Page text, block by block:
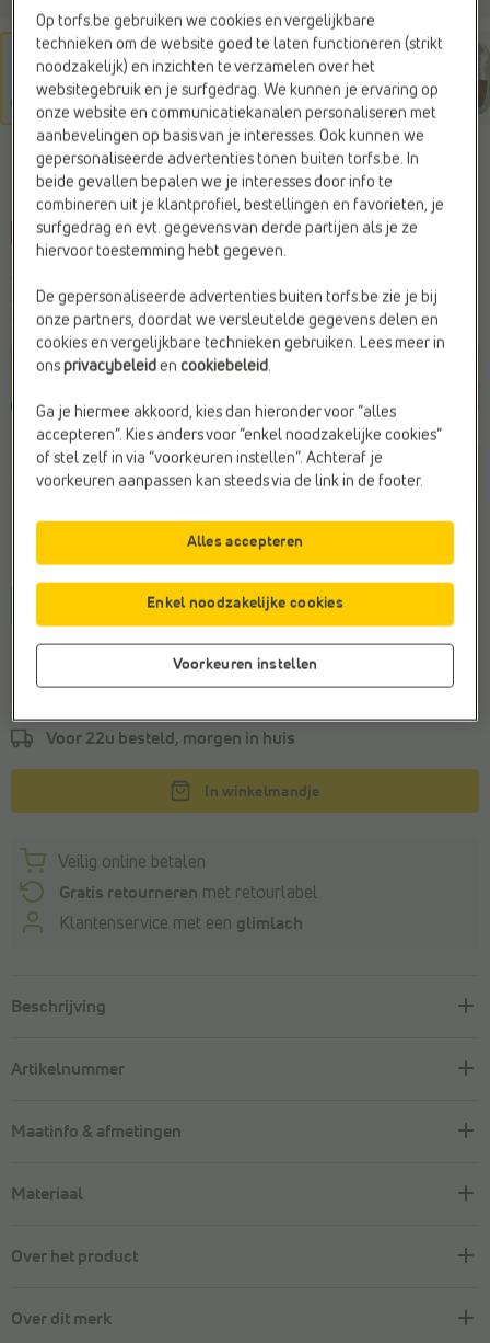
MEXX
Loafers goud
-20% Web Only
Je bespaart
€ 79,99 € 63,99
Vorige laagste prijs: € 63,99
Kleur
Goud
Maat
39 40
Algemeen maatadvies
Voor 22u besteld, morgen in huis
In winkelmandje
Veilig online betalen
Gratis retourneren met retourlabel
Klantenservice met een glimlach
Beschrijving
Artikelnummer
Maatinfo & afmetingen
Materiaal
Over het product
Over dit merk
Op torfs.be gebruiken we cookies en vergelijkbare
technieken om de website goed te laten functioneren (strikt
noodzakelijk) en inzichten te verzamelen over het
websitegebruik en je surfgedrag. We kunnen je ervaring op
onze website en communicatiekanalen personaliseren met
aanbevelingen op basis van je interesses. Ook kunnen we
gepersonaliseerde advertenties tonen buiten torfs.be. In
beide gevallen bepalen we je interesses door info te
combineren uit je klantprofiel, bestellingen en favorieten, je
surfgedrag en evt. gegevens van derde partijen als je ze
hiervoor toestemming hebt gegeven.
De gepersonaliseerde advertenties buiten torfs.be zie je bij
onze partners, doordat we versleutelde gegevens delen en
cookies en vergelijkbare technieken gebruiken. Lees meer in
onsprivacybeleid encookiebeleid.
Ga je hiermee akkoord, kies dan hieronder voor “alles
accepteren”. Kies anders voor “enkel noodzakelijke cookies”
of stel zelf in via “voorkeuren instellen”. Achteraf je
voorkeuren aanpassen kan steeds via de link in de footer.
Voorkeuren instellen
Enkel noodzakelijke cookies
Alles accepteren